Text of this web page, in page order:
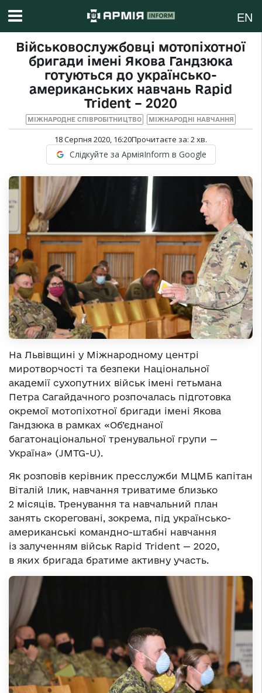
EN
Військовослужбовці мотопіхотної
бригади імені Якова Гандзюка
готуються до українсько-
американських навчань Rapid
Trident – 2020
МІЖНАРОДНЕ СПІВРОБІТНИЦТВО МІЖНАРОДНІ НАВЧАННЯ
18 Серпня 2020, 16:20Прочитаєте за: 2хв.
Слідкуйте за АрміяInform в Google
На Львівщині у Міжнародному центрі
миротворчості та безпеки Національної
академії сухопутних військ імені гетьмана
Петра Сагайдачного розпочалась підготовка
окремої мотопіхотної бригади імені Якова
Гандзюка в рамках «Об’єднаної
багатонаціональної тренувальної групи —
Україна» (JMTG-U).
Як розповів керівник пресслужби МЦМБ капітан
Віталій Ілик, навчання триватиме близько
2 місяців. Тренування та навчальний план
занять скореговані, зокрема, під українсько-
американські командно-штабні навчання
із залученням військ Rapid Trident — 2020,
в яких бригада братиме активну участь.